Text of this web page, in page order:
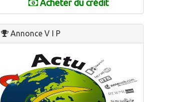
Acheter du crédit
Annonce V I P